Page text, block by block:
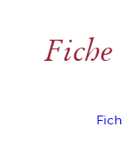
Fiche